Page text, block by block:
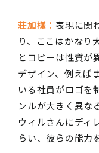
荘加様： 表現に関
り、ここはかなり
とコピーは性質が
デザイン、例えば
いる社員がロゴを
ンルが大きく異な
ウィルさんにディ
らい、彼らの能力